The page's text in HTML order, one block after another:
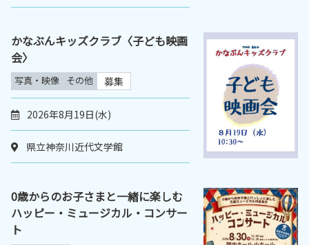
かなぶんキッズクラブ〈子ども映画
会〉
写真・映像 その他 募集
2026年8月19日(水)
県立神奈川近代文学館
0歳からのお子さまと一緒に楽しむ
ハッピー・ミュージカル・コンサー
ト